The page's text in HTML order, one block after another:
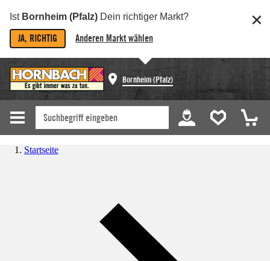
Ist Bornheim (Pfalz) Dein richtiger Markt?
JA, RICHTIG Anderen Markt wählen
Bornheim (Pfalz)
Startseite